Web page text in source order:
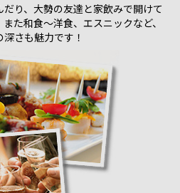
り、大勢の友達と家飲みで開けて
た和食～洋食、エスニックなど、
さも魅力です！